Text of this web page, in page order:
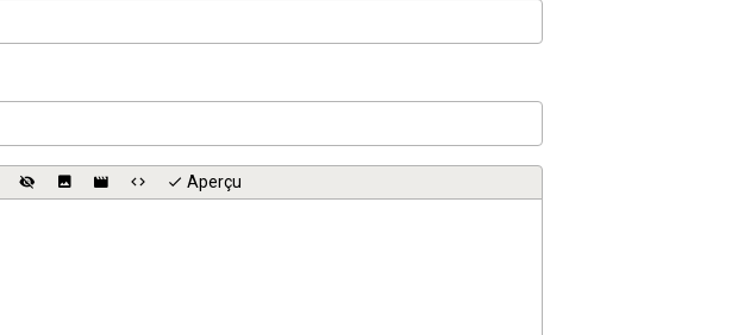
Aperçu